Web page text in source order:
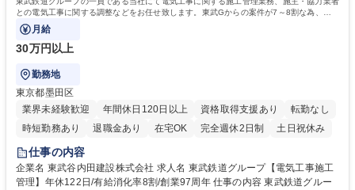
との電気工事に関する調整などをお任せ致します。東武Gからの案件が7～8割な為、転
勤も無く働きやすい環境です。
月給
30万円以上
勤務地
東京都墨田区
業界未経験歓迎
年間休日120日以上 資格取得支援あり
転勤なし
時短勤務あり
退職金あり 在宅OK 完全週休2日制 土日祝休み
仕事の内容
企業名 東武谷内田建設株式会社 求人名 東武鉄道グループ【電気工事施工
管理】年休122日/有給消化率8割/創業97周年 仕事の内容 東武鉄道グルー